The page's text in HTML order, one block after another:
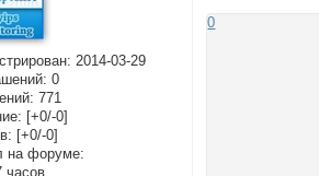
: 2014-03-29
0
771
[+0/-0]
[+0/-0]
на форуме:
часов
0